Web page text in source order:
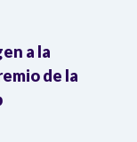
a la
de la